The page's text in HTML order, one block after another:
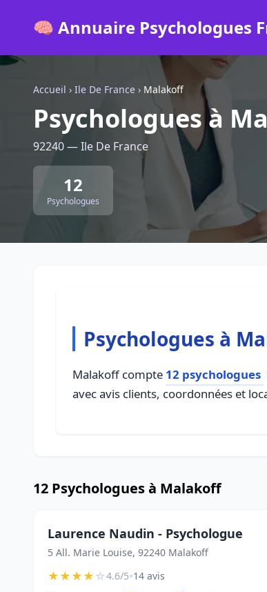
🧠 Annuaire Psychologues
Accueil › Ile De France › Malakoff
Psychologues à
92240 — Ile De France
12
Psychologues
Psychologues à
Malakoff compte 12 psychologues
avec avis clients, coordonnées et
12 Psychologues à Malakoff
Laurence Naudin - Psychologue
5 All. Marie Louise, 92240 Malakoff
★★★★☆4.6/5•14 avis